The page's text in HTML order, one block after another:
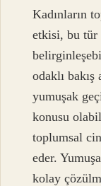
Kadınların
etkisi, bu tür
odaklı bakış
yumuşak
konusu
toplumsal
eder.
kolay